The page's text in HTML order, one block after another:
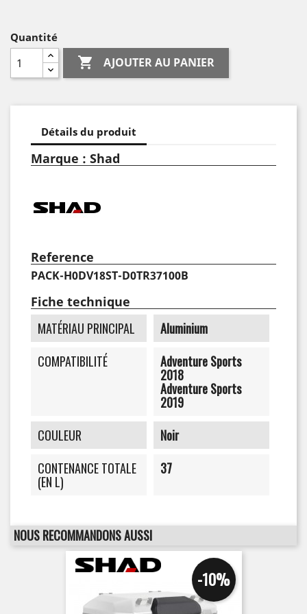
Quantité
 AJOUTER AU PANIER
Détails du produit
Marque : Shad
Reference
PACK-H0DV18ST-D0TR37100B
Fiche technique
MATÉRIAU PRINCIPAL
Aluminium
COMPATIBILITÉ
Adventure Sports
2018
Adventure Sports
2019
COULEUR
Noir
CONTENANCE TOTALE
(EN L)
37
NOUS RECOMMANDONS AUSSI
-10%